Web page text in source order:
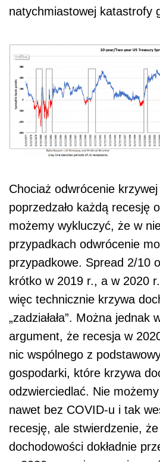
natychmiastowej katastrofy
Chociaż odwrócenie
poprzedzało każdą recesję
możemy wykluczyć, że w
przypadkach odwrócenie
przypadkowe. Spread 2/10
krótko w 2019 r., a w 2020
więc technicznie krzywa
„zadziałała”. Można jednak
argument, że recesja w
nic wspólnego z
gospodarki, które krzywa
odzwierciedlać. Nie
nawet bez COVID-u i tak
recesję, ale stwierdzenie,
dochodowości dokładnie